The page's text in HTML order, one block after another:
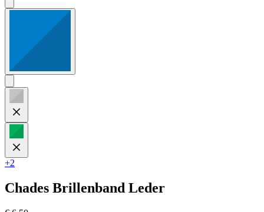
+2
Chades Brillenband Leder